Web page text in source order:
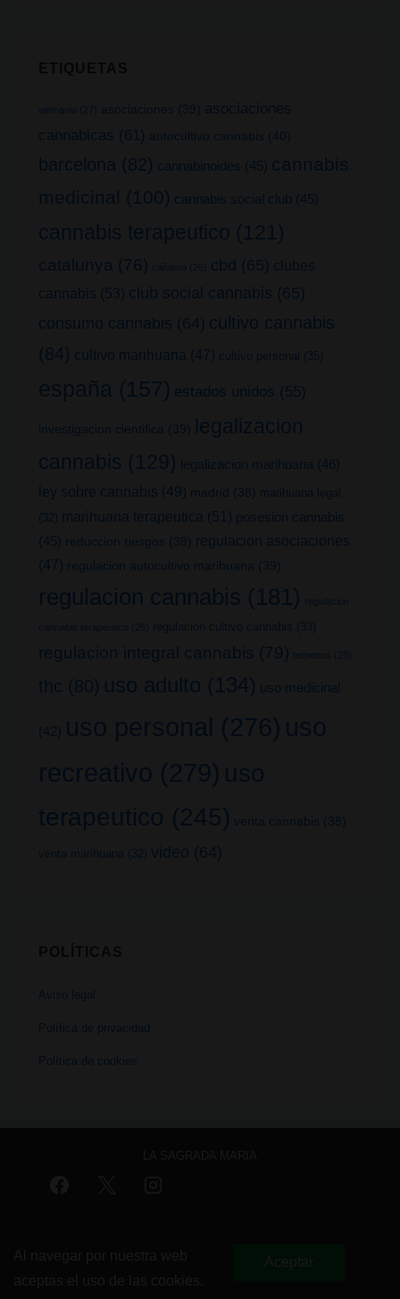
alemania (27) asociaciones (39)
asociaciones
cannabicas (61) autocultivo cannabis (40)
barcelona (82) cannabinoides (45) cannabis
medicinal (100) cannabis social club (45)
cannabis terapeutico (121)
catalunya (76) cañamo (26) cbd (65) clubes
cannabis (53) club social cannabis (65)
consumo cannabis (64) cultivo cannabis
(84) cultivo marihuana (47) cultivo personal (35)
españa (157) estados unidos (55)
investigacion cientifica (39)
legalizacion
cannabis (129) legalizacion marihuana (46)
ley sobre cannabis (49) madrid (38)
marihuana legal
(32)
marihuana terapeutica (51) posesion cannabis
(45) reduccion riesgos (38)
regulacion asociaciones
(47) regulacion autocultivo marihuana (39)
regulacion cannabis (181) regulacion
cannabis terapeutico (25) regulacion cultivo cannabis (33)
regulacion integral cannabis (79) terpenos (25)
thc (80) uso adulto (134) uso medicinal
(42) uso personal (276) uso
recreativo (279) uso
terapeutico (245) venta cannabis (38)
venta marihuana (32) video (64)
Aviso legal
Política de privacidad
Política de cookies
Aceptar